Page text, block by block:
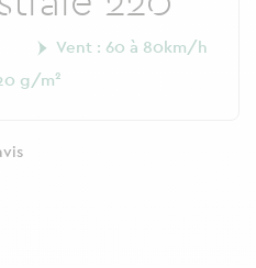
Vent : 60 à 80km/h
g/m²